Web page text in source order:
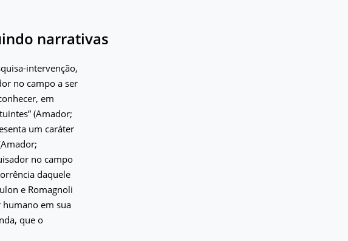
narrativas
intervenção,
no campo a ser
em
(Amador;
um caráter
no campo
daquele
e Romagnoli
em sua
que o